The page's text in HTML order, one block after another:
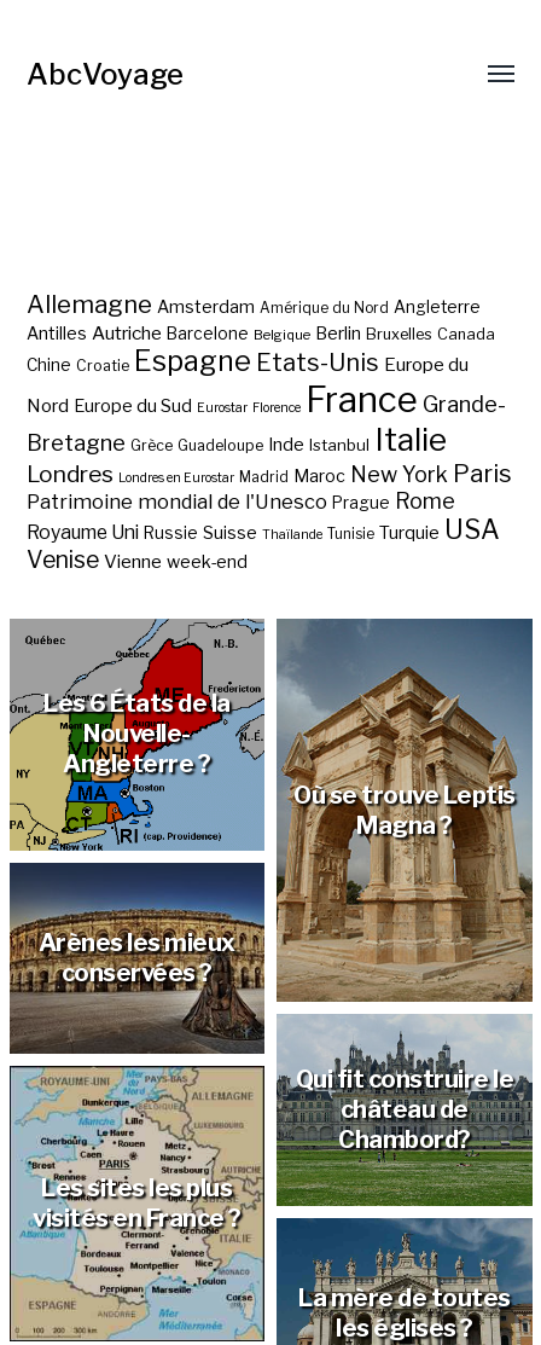
AbcVoyage
Allemagne Amsterdam Amérique du Nord Angleterre
Antilles Autriche Barcelone Belgique Berlin Bruxelles Canada
Chine Croatie Espagne Etats-Unis Europe du
Nord Europe du Sud Eurostar Florence France Grande-
Bretagne Grèce Guadeloupe Inde Istanbul Italie
Londres Londres en Eurostar Madrid Maroc New York Paris
Patrimoine mondial de l'Unesco Prague Rome
Royaume Uni Russie Suisse Thaïlande Tunisie Turquie USA
Venise Vienne week-end
Les 6 États de la
Nouvelle-
Angleterre ?
Où se trouve Leptis
Magna ?
Arènes les mieux
conservées ?
Qui fit construire le
château de
Chambord?
Les sites les plus
visités en France ?
La mère de toutes
les églises ?